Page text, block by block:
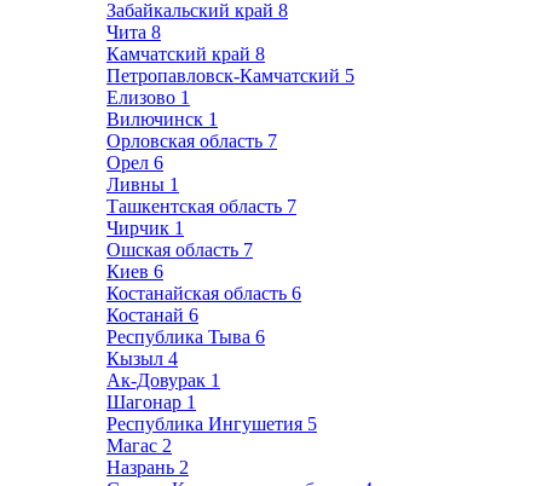
Забайкальский край 8
Чита 8
Камчатский край 8
Петропавловск-Камчатский 5
Елизово 1
Вилючинск 1
Орловская область 7
Орел 6
Ливны 1
Ташкентская область 7
Чирчик 1
Ошская область 7
Киев 6
Костанайская область 6
Костанай 6
Республика Тыва 6
Кызыл 4
Ак-Довурак 1
Шагонар 1
Республика Ингушетия 5
Магас 2
Назрань 2